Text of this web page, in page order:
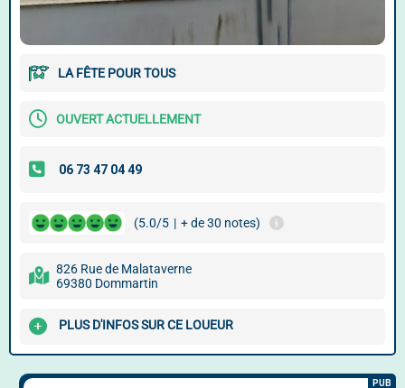
LA FÊTE POUR TOUS
OUVERT ACTUELLEMENT
(5.0/5 | + de 30 notes)
826 Rue de Malataverne
69380 Dommartin
PLUS D'INFOS SUR CE LOUEUR